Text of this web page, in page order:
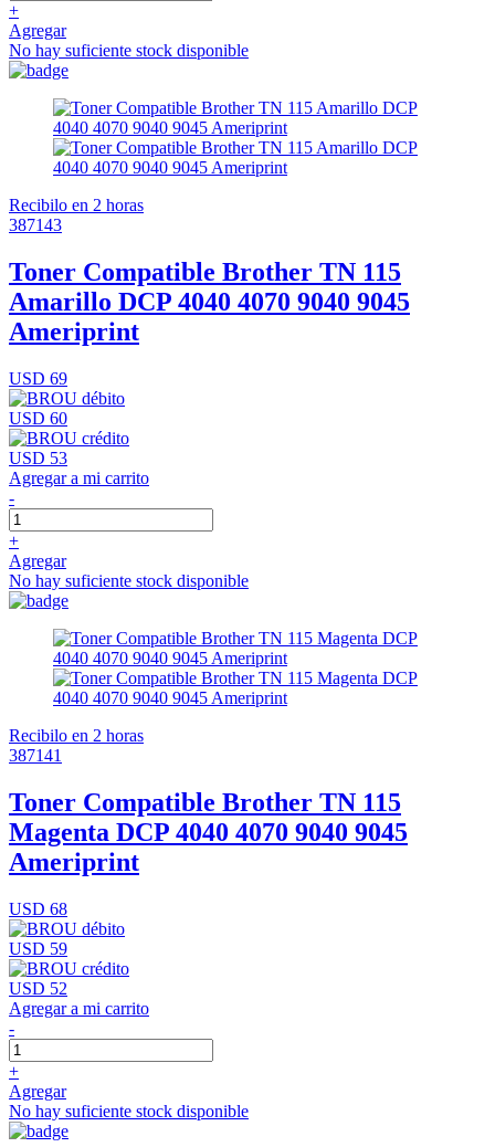
+
Agregar
No hay suficiente stock disponible
Recibilo en 2 horas
387143
Toner Compatible Brother TN 115
Amarillo DCP 4040 4070 9040 9045
Ameriprint
USD 69
USD 60
USD 53
Agregar a mi carrito
-
+
Agregar
No hay suficiente stock disponible
Recibilo en 2 horas
387141
Toner Compatible Brother TN 115
Magenta DCP 4040 4070 9040 9045
Ameriprint
USD 68
USD 59
USD 52
Agregar a mi carrito
-
+
Agregar
No hay suficiente stock disponible